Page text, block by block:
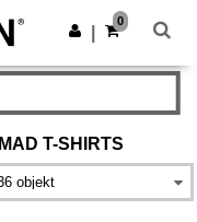
Hämta app
0
T-SHIRTS